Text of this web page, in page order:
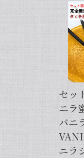
この度
誠にあ
スムー
し上げ
ら、キ
るブル
せ。今
申し上
セッ
ニラ
バニ
ニラ